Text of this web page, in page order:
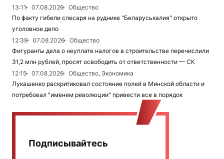
13:11
07.08.2026
Общество
По факту гибели слесаря на руднике "Беларуськалия" открыто
уголовное дело
12:39
07.08.2026
Общество
Фигуранты дела о неуплате налогов в строительстве перечислили
31,2 млн рублей, просят освободить от ответственности — СК
12:15
07.08.2026
Общество, Экономика
Лукашенко раскритиковал состояние полей в Минской области и
потребовал "именем революции" привести все в порядок
Подписывайтесь